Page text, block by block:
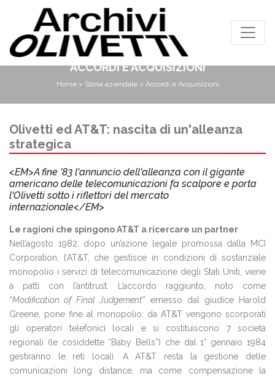
ACCORDI E ACQUISIZIONI
Home> Storia aziendale> Accordi e Acquisizioni
Olivetti ed AT&T: nascita di un'alleanza
strategica
<EM>A fine '83 l'annuncio dell'alleanza con il gigante
americano delle telecomunicazioni fa scalpore e porta
l'Olivetti sotto i riflettori del mercato
internazionale</EM>
Le ragioni che spingono AT&T a ricercare un partner
Nell’agosto 1982, dopo un’azione legale promossa dalla MCI
Corporation, l’AT&T, che gestisce in condizioni di sostanziale
monopolio i servizi di telecomunicazione degli Stati Uniti, viene
a patti con l’antitrust. L’accordo raggiunto, noto come
“Modification of Final Judgement” emesso dal giudice Harold
Greene, pone fine al monopolio: da AT&T vengono scorporati
gli operatori telefonici locali e si costituiscono 7 società
regionali (le cosiddette “Baby Bells”) che dal 1° gennaio 1984
gestiranno le reti locali. A AT&T resta la gestione delle
comunicazioni long distance, ma come compensazione la